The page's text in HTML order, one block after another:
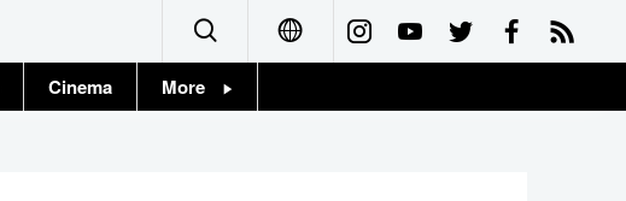
Cinema More